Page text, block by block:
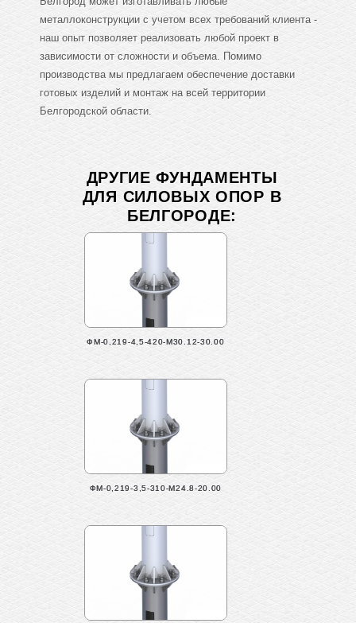
металлоконструкции с учетом всех требований клиента -
наш опыт позволяет реализовать любой проект в
зависимости от сложности и объема. Помимо
производства мы предлагаем обеспечение доставки
готовых изделий и монтаж на всей территории
Белгородской области.
ДРУГИЕ ФУНДАМЕНТЫ
ДЛЯ СИЛОВЫХ ОПОР В
БЕЛГОРОДЕ:
ФМ-0,219-4,5-420-М30.12-30.00
ФМ-0,219-3,5-310-М24.8-20.00